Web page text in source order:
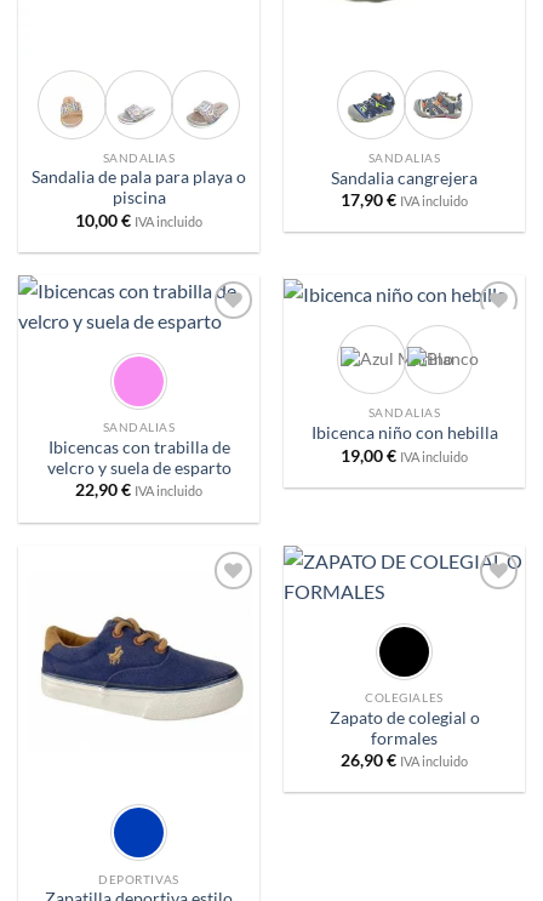
SANDALIAS
Sandalia de pala para playa o
piscina
10,00€ IVA incluido
SANDALIAS
Sandalia cangrejera
17,90€ IVA incluido
SANDALIAS
Ibicencas con trabilla de
velcro y suela de esparto
22,90€ IVA incluido
deseos
SANDALIAS
Ibicenca niño con hebilla
19,00€ IVA incluido
DEPORTIVAS
COLEGIALES
Zapato de colegial o
formales
26,90€ IVA incluido